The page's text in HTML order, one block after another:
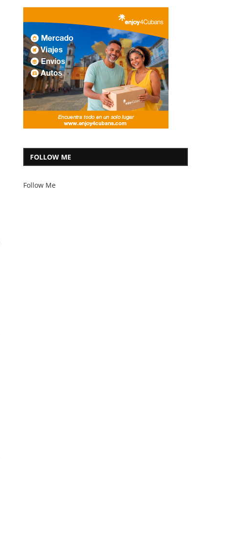
FOLLOW ME
Follow Me